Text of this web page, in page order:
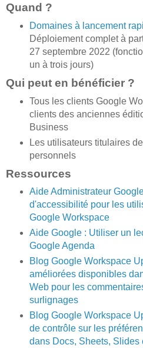
Quand ?
Domaines à lancement
Déploiement complet à
27 septembre 2022
un à trois jours)
Qui peut en bénéficier ?
Tous les clients Google
clients des anciennes
Business
Les utilisateurs titulaires
personnels
Ressources
Aide Administrateur
d'accessibilité pour les
Google Workspace
Aide Google : Utiliser un
Google Agenda
Blog Google Workspace
améliorées disponibles
Web pour les
surlignages
Blog Google Workspace
de contrôle sur les
dans Docs, Sheets, Slides